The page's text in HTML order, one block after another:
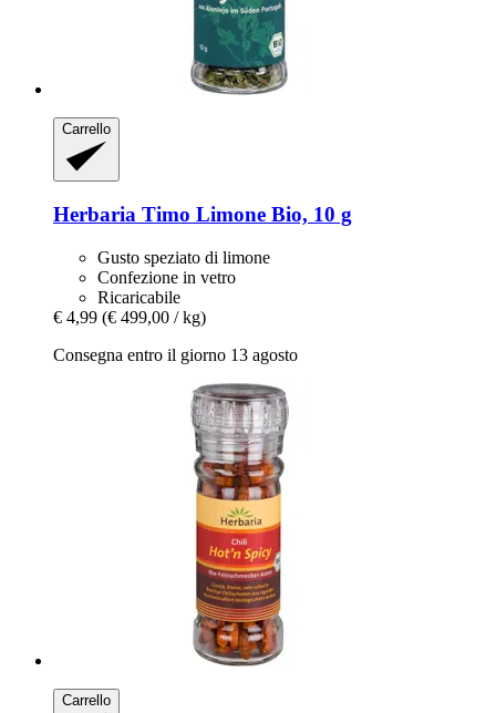
Carrello
Herbaria Timo Limone Bio, 10 g
Gusto speziato di limone
Confezione in vetro
Ricaricabile
€ 4,99 (€ 499,00 / kg)
Consegna entro il giorno 13 agosto
Carrello